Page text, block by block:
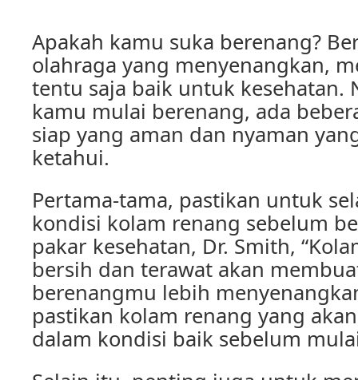
Apakah kamu suka berenang?
olahraga yang menyenangkan,
tentu saja baik untuk kesehatan.
kamu mulai berenang, ada
siap yang aman dan nyaman
ketahui.
Pertama-tama, pastikan untuk
kondisi kolam renang sebelum
pakar kesehatan, Dr. Smith,
bersih dan terawat akan
berenangmu lebih
pastikan kolam renang yang
dalam kondisi baik sebelum